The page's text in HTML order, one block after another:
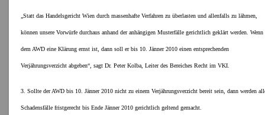
„Statt das Handelsgericht Wien durch massenhafte Verfahren zu überlasten und allenfalls zu lähmen,
können unsere Vorwürfe durchaus anhand der anhängigen Musterfälle gerichtlich geklärt werden. Wenn
dem AWD eine Klärung ernst ist, dann soll er bis 10. Jänner 2010 einen entsprechenden
Verjährungsverzicht abgeben“, sagt Dr. Peter Kolba, Leiter des Bereiches Recht im VKI.
3. Sollte der AWD bis 10. Jänner 2010 nicht zu einem Verjährungsverzicht bereit sein, dann werden
Schadensfälle fristgerecht bis Ende Jänner 2010 gerichtlich geltend gemacht.